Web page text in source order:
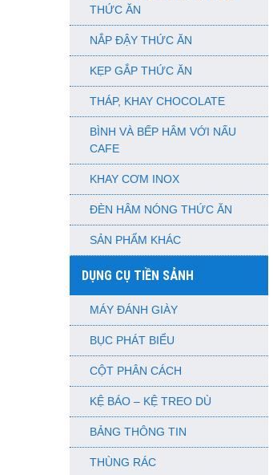
THỨC ĂN
NẮP ĐẬY THỨC ĂN
KẸP GẮP THỨC ĂN
THÁP, KHAY CHOCOLATE
BÌNH VÀ BẾP HÂM VỚI NẤU
CAFE
KHAY CƠM INOX
ĐÈN HÂM NÓNG THỨC ĂN
SẢN PHẨM KHÁC
DỤNG CỤ TIỀN SẢNH
MÁY ĐÁNH GIÀY
BỤC PHÁT BIỂU
CỘT PHÂN CÁCH
KỆ BÁO – KỆ TREO DÙ
BẢNG THÔNG TIN
THÙNG RÁC